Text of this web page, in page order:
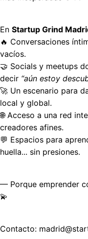
En Startup Grind
🔥 Conversaciones
vacíos.
🤝 Socials y meetups
decir “aún estoy
🚀 Un escenario para
local y global.
🌐 Acceso a una red
creadores afines.
💬 Espacios para
huella... sin presiones.
— Porque emprender
💫
Contacto: